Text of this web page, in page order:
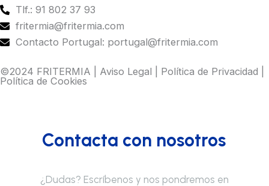
Tlf.: 91 802 37 93
fritermia@fritermia.com
Contacto Portugal: portugal@fritermia.com
©2024 FRITERMIA | Aviso Legal Política de Privacidad
Política de Cookies
Contacta con nosotros
¿Dudas? Escríbenos y nos pondremos en